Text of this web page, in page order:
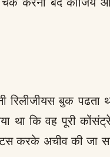
बुक पढता
था कि वह पूरी
करके अचीव की जा